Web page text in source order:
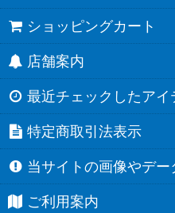
ショッピングカート
店舗案内
最近チェックしたアイ
特定商取引法表示
当サイトの画像やデ
ご利用案内